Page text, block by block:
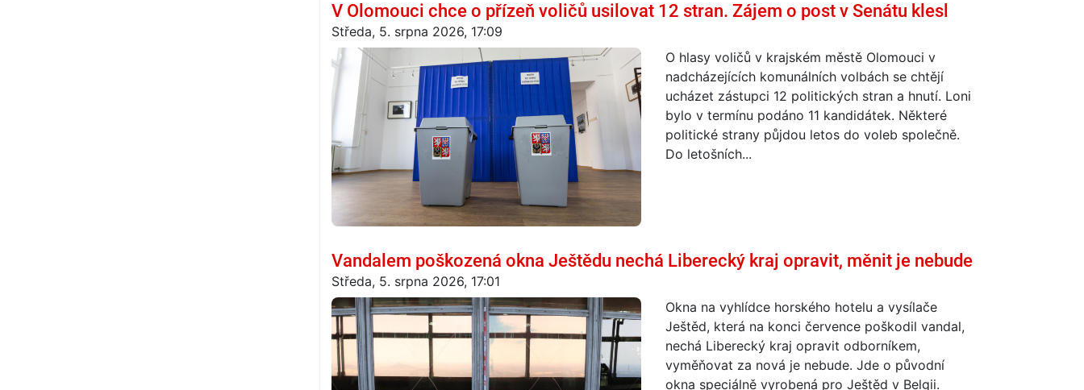
V Olomouci chce o přízeň voličů usilovat 12 stran. Zájem o post v Senátu klesl
Středa, 5. srpna 2026, 17:09
O hlasy voličů v krajském městě Olomouci v
nadcházejících komunálních volbách se chtějí
ucházet zástupci 12 politických stran a hnutí. Loni
bylo v termínu podáno 11 kandidátek. Některé
politické strany půjdou letos do voleb společně.
Do letošních...
Vandalem poškozená okna Ještědu nechá Liberecký kraj opravit, měnit je nebude
Středa, 5. srpna 2026, 17:01
Okna na vyhlídce horského hotelu a vysílače
Ještěd, která na konci července poškodil vandal,
nechá Liberecký kraj opravit odborníkem,
vyměňovat za nová je nebude. Jde o původní
okna speciálně vyrobená pro Ještěd v Belgii.